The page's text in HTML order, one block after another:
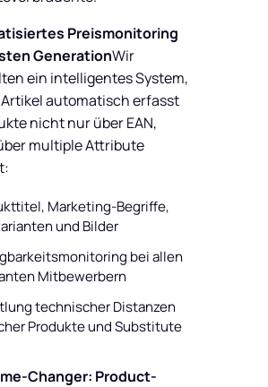
Preismonitoring
GenerationWir
ein intelligentes System,
automatisch erfasst
nicht nur über EAN,
multiple Attribute
Marketing-Begriffe,
und Bilder
bei allen
Mitbewerbern
technischer Distanzen
Produkte und Substitute
Changer: Product-